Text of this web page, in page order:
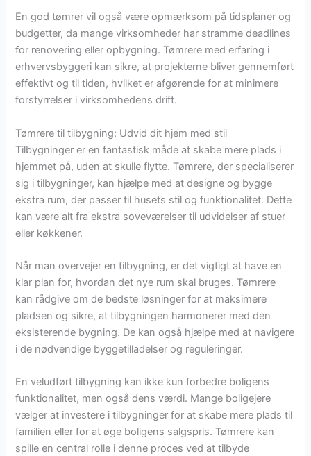
En god tømrer vil også være opmærksom på tidsplaner og
budgetter, da mange virksomheder har stramme deadlines
for renovering eller opbygning. Tømrere med erfaring i
erhvervsbyggeri kan sikre, at projekterne bliver gennemført
effektivt og til tiden, hvilket er afgørende for at minimere
forstyrrelser i virksomhedens drift.
Tømrere til tilbygning: Udvid dit hjem med stil
Tilbygninger er en fantastisk måde at skabe mere plads i
hjemmet på, uden at skulle flytte. Tømrere, der specialiserer
sig i tilbygninger, kan hjælpe med at designe og bygge
ekstra rum, der passer til husets stil og funktionalitet. Dette
kan være alt fra ekstra soveværelser til udvidelser af stuer
eller køkkener.
Når man overvejer en tilbygning, er det vigtigt at have en
klar plan for, hvordan det nye rum skal bruges. Tømrere
kan rådgive om de bedste løsninger for at maksimere
pladsen og sikre, at tilbygningen harmonerer med den
eksisterende bygning. De kan også hjælpe med at navigere
i de nødvendige byggetilladelser og reguleringer.
En veludført tilbygning kan ikke kun forbedre boligens
funktionalitet, men også dens værdi. Mange boligejere
vælger at investere i tilbygninger for at skabe mere plads til
familien eller for at øge boligens salgspris. Tømrere kan
spille en central rolle i denne proces ved at tilbyde